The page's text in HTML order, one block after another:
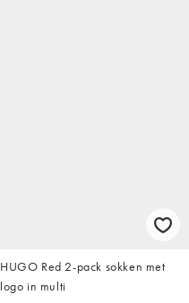
HUGO Red 2-pack sokken met
logo in multi